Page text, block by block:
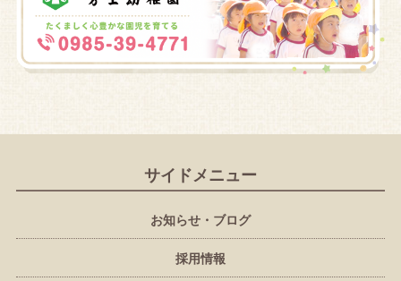
サイドメニュー
お知らせ・ブログ
採用情報